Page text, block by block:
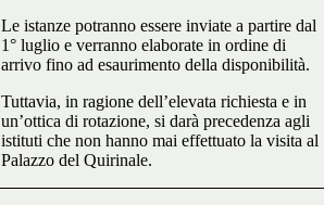
Le istanze potranno essere inviate a partire dal
1° luglio e verranno elaborate in ordine di
arrivo fino ad esaurimento della disponibilità.
Tuttavia, in ragione dell’elevata richiesta e in
un’ottica di rotazione, si darà precedenza agli
istituti che non hanno mai effettuato la visita al
Palazzo del Quirinale.